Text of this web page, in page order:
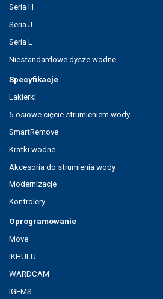
Seria H
Seria J
Seria L
Niestandardowe dysze wodne
Specyfikacje
Lakierki
5-osiowe cięcie strumieniem wody
SmartRemove
Kratki wodne
Akcesoria do strumienia wody
Modernizacje
Kontrolery
Oprogramowanie
Move
IKHULU
WARDCAM
IGEMS